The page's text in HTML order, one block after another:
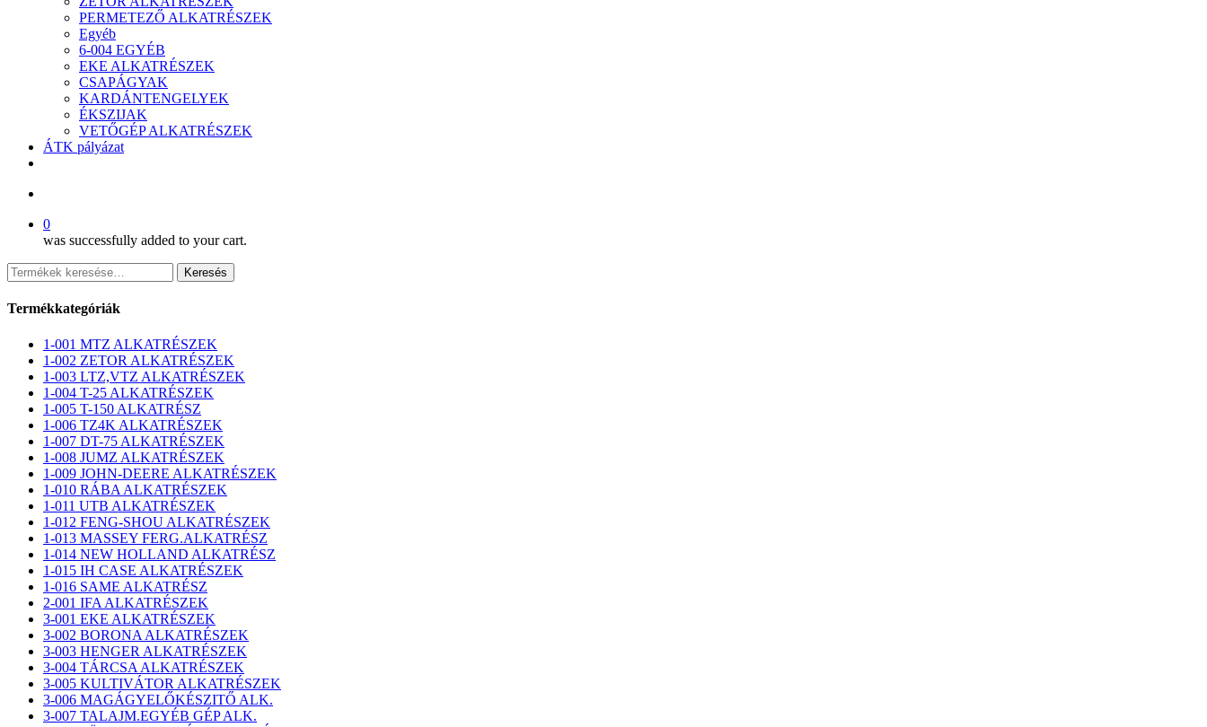
PERMETEZŐ ALKATRÉSZEK
Egyéb
6-004 EGYÉB
EKE ALKATRÉSZEK
CSAPÁGYAK
KARDÁNTENGELYEK
ÉKSZIJAK
VETŐGÉP ALKATRÉSZEK
ÁTK pályázat
0
was successfully added to your cart.
Keresés
a
következőre:
Keresés
Termékkategóriák
1-001 MTZ ALKATRÉSZEK
1-002 ZETOR ALKATRÉSZEK
1-003 LTZ,VTZ ALKATRÉSZEK
1-004 T-25 ALKATRÉSZEK
1-005 T-150 ALKATRÉSZ
1-006 TZ4K ALKATRÉSZEK
1-007 DT-75 ALKATRÉSZEK
1-008 JUMZ ALKATRÉSZEK
1-009 JOHN-DEERE ALKATRÉSZEK
1-010 RÁBA ALKATRÉSZEK
1-011 UTB ALKATRÉSZEK
1-012 FENG-SHOU ALKATRÉSZEK
1-013 MASSEY FERG.ALKATRÉSZ
1-014 NEW HOLLAND ALKATRÉSZ
1-015 IH CASE ALKATRÉSZEK
1-016 SAME ALKATRÉSZ
2-001 IFA ALKATRÉSZEK
3-001 EKE ALKATRÉSZEK
3-002 BORONA ALKATRÉSZEK
3-003 HENGER ALKATRÉSZEK
3-004 TÁRCSA ALKATRÉSZEK
3-005 KULTIVÁTOR ALKATRÉSZEK
3-006 MAGÁGYELŐKÉSZITŐ ALK.
3-007 TALAJM.EGYÉB GÉP ALK.